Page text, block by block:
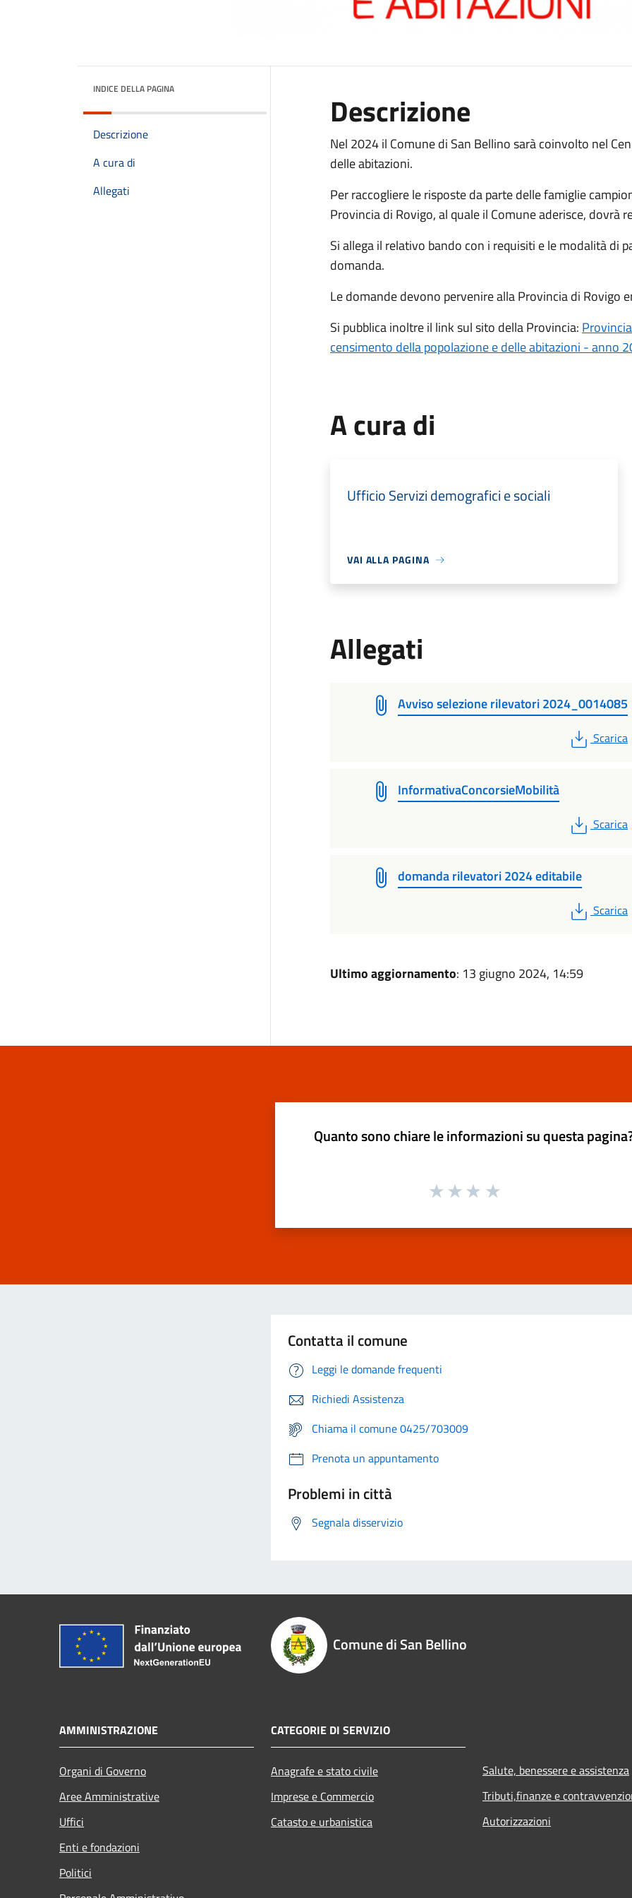
INDICE DELLA PAGINA
Descrizione
A cura di
Allegati
Descrizione
Nel 2024 il Comune di San Bellino sarà coinvolto nel
delle abitazioni.
Per raccogliere le risposte da parte delle famiglie
Provincia di Rovigo, al quale il Comune aderisce, dovrà
Si allega il relativo bando con i requisiti e le modalità di
domanda.
Le domande devono pervenire alla Provincia di Rovigo
Si pubblica inoltre il link sul sito della Provincia:
censimento della popolazione e delle abitazioni - anno
A cura di
Ufficio Servizi demografici e sociali
VAI ALLA PAGINA
Allegati
Avviso selezione rilevatori 2024_0014085
PDF
Scarica
InformativaConcorsieMobilità
PDF
Scarica
domanda rilevatori 2024 editabile
PDF
Scarica
Ultimo aggiornamento: 13 giugno 2024, 14:59
Quanto sono chiare le informazioni su questa
Contatta il comune
Leggi le domande frequenti
Richiedi Assistenza
Chiama il comune 0425/703009
Prenota un appuntamento
Problemi in città
Segnala disservizio
Comune di San Bellino
AMMINISTRAZIONE
Organi di Governo
Aree Amministrative
Uffici
Enti e fondazioni
Politici
CATEGORIE DI SERVIZIO
Anagrafe e stato civile
Imprese e Commercio
Catasto e urbanistica
Salute, benessere e assistenza
Tributi,finanze e
Autorizzazioni